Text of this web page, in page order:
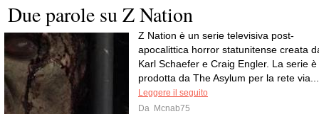
Due parole su Z Nation
Z Nation è un serie televisiva post-
apocalittica horror statunitense creata
Karl Schaefer e Craig Engler. La serie è
prodotta da The Asylum per la rete via...
Leggere il seguito
Da Mcnab75